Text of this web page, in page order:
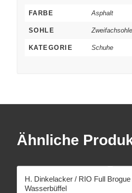
FARBE Asphalt
SOHLE
KATEGORIE Schuhe
Ähnliche
H. Dinkelacker / RIO Full
Wasserbüffel